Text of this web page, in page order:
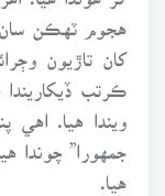
هجوم ٽهڪن سان
کان تاڙيون
ڪرتب
ويندا هيا.
جمهورا” چوندا
هيا.